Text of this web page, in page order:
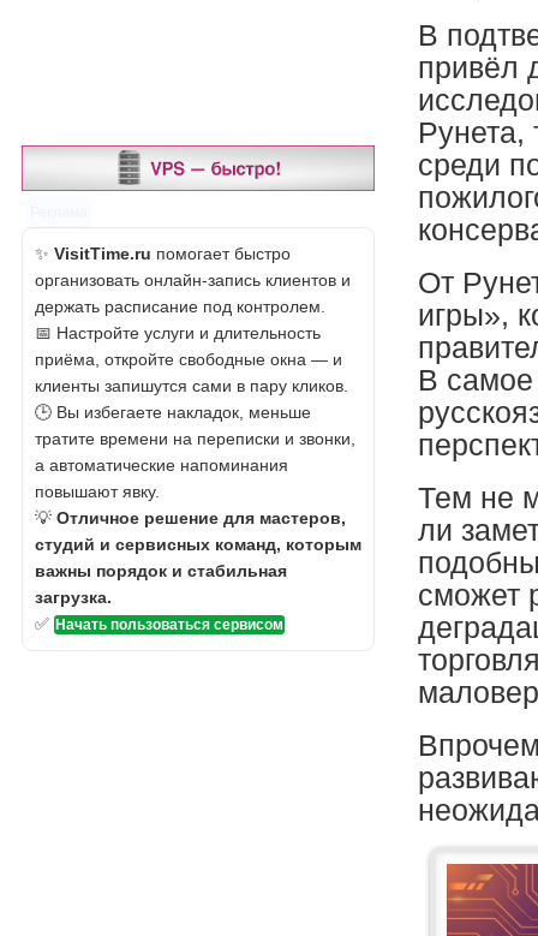
В
привёл
Рунета,
среди
От
игры»,
В
Тем не
ли
сможет
✨ VisitTime.ru помогает быстро
организовать онлайн-запись клиентов и
держать расписание под контролем.
📅 Настройте услуги и длительность
приёма, откройте свободные окна — и
клиенты запишутся сами в пару кликов.
🕒 Вы избегаете накладок, меньше
тратите времени на переписки и звонки,
а автоматические напоминания
повышают явку.
💡 Отличное решение для мастеров,
студий и сервисных команд, которым
важны порядок и стабильная
загрузка.
✅ Начать пользоваться сервисом